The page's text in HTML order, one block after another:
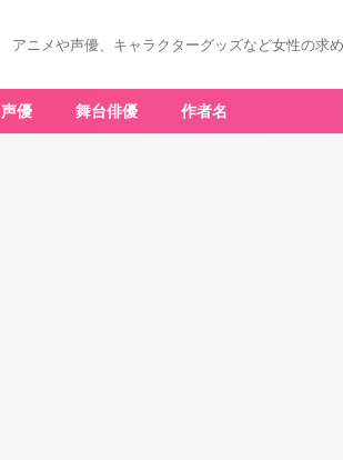
アニメや声優、キャラクターグッズなど女性の求
声優 舞台俳優 作者名